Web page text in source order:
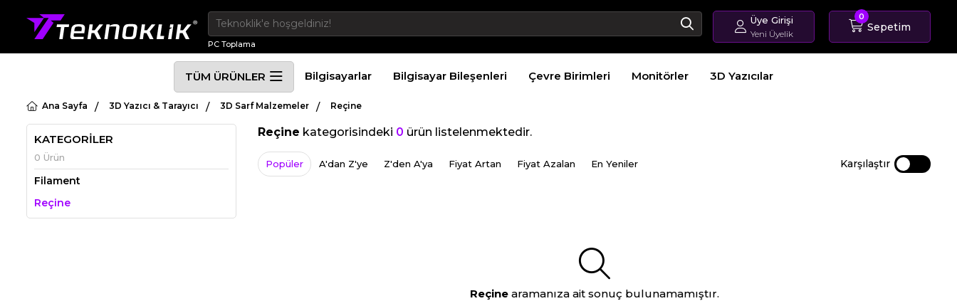
PC Toplama
Üye Girişi
Yeni Üyelik
Üye Ol
0
Sepetim
TÜM ÜRÜNLER Bilgisayarlar Bilgisayar Bileşenleri Çevre Birimleri Monitörler 3D Yazıcılar
Ana Sayfa 3D Yazıcı & Tarayıcı 3D Sarf Malzemeler Reçine
KATEGORİLER
0 Ürün
Filament
Reçine
Reçine kategorisindeki 0 ürün listelenmektedir.
Popüler A'dan Z'ye Z'den A'ya Fiyat Artan Fiyat Azalan En Yeniler Karşılaştır
Reçinearamanıza ait sonuç bulunamamıştır.